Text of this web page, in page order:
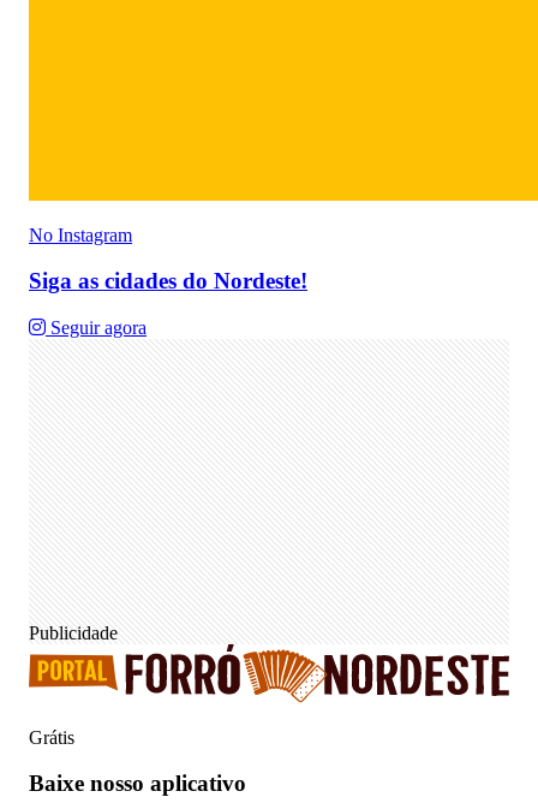
No Instagram
Siga as cidades do Nordeste!
Seguir agora
Publicidade
Grátis
Baixe nosso aplicativo